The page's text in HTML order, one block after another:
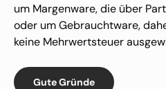
um Margenware, die über
oder um Gebrauchtware,
keine Mehrwertsteuer
Gute Gründe